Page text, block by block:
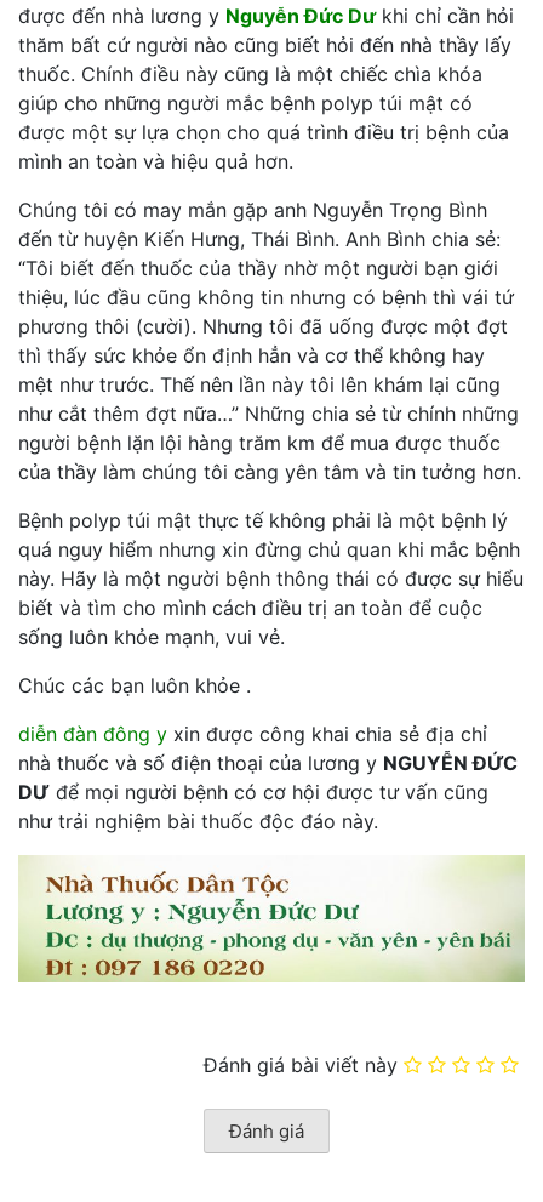
được đến nhà lương y Nguyễn Đức Dưkhi chỉ cần hỏi
thăm bất cứ người nào cũng biết hỏi đến nhà thầy lấy
thuốc. Chính điều này cũng là một chiếc chìa khóa
giúp cho những người mắc bệnh polyp túi mật có
được một sự lựa chọn cho quá trình điều trị bệnh của
mình an toàn và hiệu quả hơn.
Chúng tôi có may mắn gặp anh Nguyễn Trọng Bình
đến từ huyện Kiến Hưng, Thái Bình. Anh Bình chia sẻ:
“Tôi biết đến thuốc của thầy nhờ một người bạn giới
thiệu, lúc đầu cũng không tin nhưng có bệnh thì vái tứ
phương thôi (cười). Nhưng tôi đã uống được một đợt
thì thấy sức khỏe ổn định hẳn và cơ thể không hay
mệt như trước. Thế nên lần này tôi lên khám lại cũng
như cắt thêm đợt nữa…” Những chia sẻ từ chính những
người bệnh lặn lội hàng trăm km để mua được thuốc
của thầy làm chúng tôi càng yên tâm và tin tưởng hơn.
Bệnh polyp túi mật thực tế không phải là một bệnh lý
quá nguy hiểm nhưng xin đừng chủ quan khi mắc bệnh
này. Hãy là một người bệnh thông thái có được sự hiểu
biết và tìm cho mình cách điều trị an toàn để cuộc
sống luôn khỏe mạnh, vui vẻ.
Chúc các bạn luôn khỏe .
diễn đàn đông y xin được công khai chia sẻ địa chỉ
nhà thuốc và số điện thoại của lương y NGUYỄN ĐỨC
DƯ để mọi người bệnh có cơ hội được tư vấn cũng
như trải nghiệm bài thuốc độc đáo này.
Đánh giá bài viết này